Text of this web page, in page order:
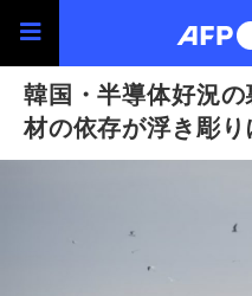
韓国・半導体好況
材の依存が浮き彫り